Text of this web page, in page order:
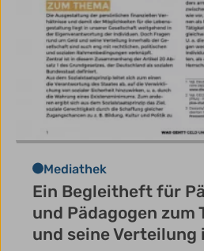
Mediathek
Ein Begleitheft für
und Pädagogen zum
und seine Verteilung